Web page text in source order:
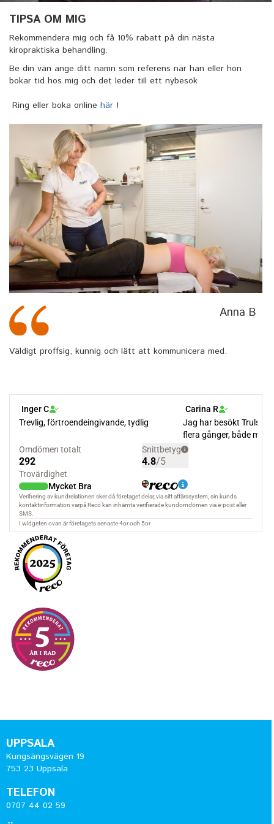
TIPSA OM MIG
Rekommendera mig och få 10% rabatt på din nästa
kiropraktiska behandling.
Be din vän ange ditt namn som referens när han eller hon
bokar tid hos mig och det leder till ett nybesök
Ring eller boka online här !
Anna B
Väldigt proffsig, kunnig och lätt att kommunicera med.
UPPSALA
Kungsängsvägen 19
753 23 Uppsala
TELEFON
0707 44 02 59